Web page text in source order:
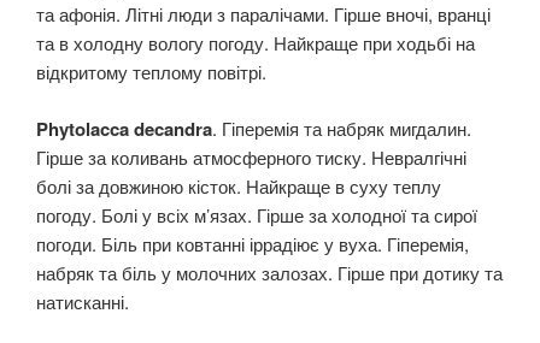
та афонія. Літні люди з паралічами. Гірше вночі, вранці
та в холодну вологу погоду. Найкраще при ходьбі на
відкритому теплому повітрі.
Phytolacca decandra. Гіперемія та набряк мигдалин.
Гірше за коливань атмосферного тиску. Невралгічні
болі за довжиною кісток. Найкраще в суху теплу
погоду. Болі у всіх м’язах. Гірше за холодної та сирої
погоди. Біль при ковтанні іррадіює у вуха. Гіперемія,
набряк та біль у молочних залозах. Гірше при дотику та
натисканні.